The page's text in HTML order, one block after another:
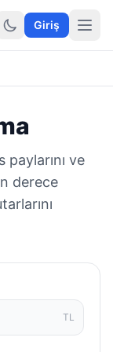
Araçlar
Giriş
ve
derece
TL